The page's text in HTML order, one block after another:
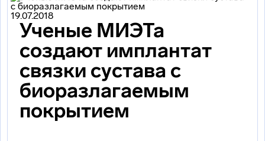
19.07.2018
Ученые МИЭТа
создают имплантат
связки сустава с
биоразлагаемым
покрытием